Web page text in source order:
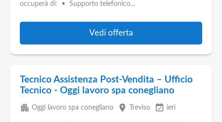
occuperà di: • Supporto telefonico...
Vedi offerta
Tecnico Assistenza Post-Vendita – Ufficio
Tecnico - Oggi lavoro spa conegliano
apartment Oggi lavoro spa conegliano place Treviso event_available ieri